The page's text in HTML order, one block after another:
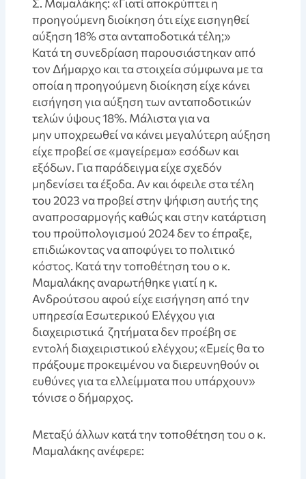
Σ. Μαμαλάκης: «Γιατί αποκρύπτει η
προηγούμενη διοίκηση ότι είχε εισηγηθεί
αύξηση 18% στα ανταποδοτικά τέλη;»
Κατά τη συνεδρίαση παρουσιάστηκαν από
τον Δήμαρχο και τα στοιχεία σύμφωνα με τα
οποία η προηγούμενη διοίκηση είχε κάνει
εισήγηση για αύξηση των ανταποδοτικών
τελών ύψους 18%. Μάλιστα για να
μην υποχρεωθεί να κάνει μεγαλύτερη αύξηση
είχε προβεί σε «μαγείρεμα» εσόδων και
εξόδων. Για παράδειγμα είχε σχεδόν
μηδενίσει τα έξοδα. Αν και όφειλε στα τέλη
του 2023 να προβεί στην ψήφιση αυτής της
αναπροσαρμογής καθώς και στην κατάρτιση
του προϋπολογισμού 2024 δεν το έπραξε,
επιδιώκοντας να αποφύγει το πολιτικό
κόστος. Κατά την τοποθέτηση του ο κ.
Μαμαλάκης αναρωτήθηκε γιατί η κ.
Ανδρούτσου αφού είχε εισήγηση από την
υπηρεσία Εσωτερικού Ελέγχου για
διαχειριστικά ζητήματα δεν προέβη σε
εντολή διαχειριστικού ελέγχου; «Εμείς θα το
πράξουμε προκειμένου να διερευνηθούν οι
ευθύνες για τα ελλείμματα που υπάρχουν»
τόνισε ο δήμαρχος.
Μεταξύ άλλων κατά την τοποθέτηση του ο κ.
Μαμαλάκης ανέφερε: